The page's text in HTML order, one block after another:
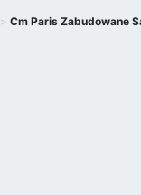
Cm Paris Zabudowane